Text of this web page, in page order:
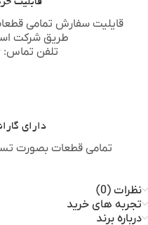
قایلیت سفارش تمامی
طریق شرکت
تلفن تماس: ۰۹۱۲۱۰۱۹۱۸۶
دارای
تمامی قطعات بصورت
نظرات (0)
تجربه های خرید
درباره برند